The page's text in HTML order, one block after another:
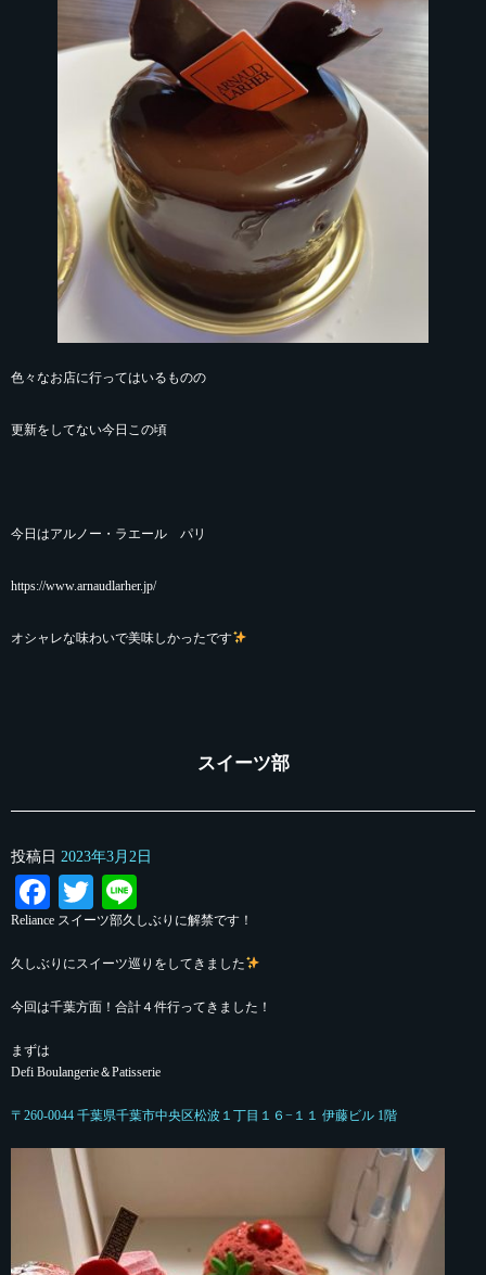
色々なお店に行ってはいるものの
更新をしてない今日この頃
今日はアルノー・ラエール パリ
https://www.arnaudlarher.jp/
オシャレな味わいで美味しかったです
スイーツ部
投稿日 2023年3月2日
Facebook
Twitter
Reliance スイーツ部久しぶりに解禁です！
久しぶりにスイーツ巡りをしてきました
今回は千葉方面！合計４件行ってきました！
まずは
Defi Boulangerie＆Patisserie
〒260-0044 千葉県千葉市中央区松波１丁目１６−１１ 伊藤ビル 1階